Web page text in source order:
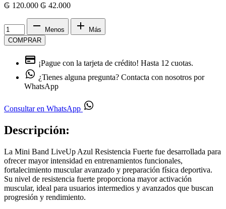
₲ 120.000 ₲ 42.000
Menos
Más
COMPRAR
¡Pague con la tarjeta de crédito! Hasta 12 cuotas.
¿Tienes alguna pregunta? Contacta con nosotros por
WhatsApp
Consultar en WhatsApp
Descripción:
La Mini Band LiveUp Azul Resistencia Fuerte fue desarrollada para
ofrecer mayor intensidad en entrenamientos funcionales,
fortalecimiento muscular avanzado y preparación física deportiva.
Su nivel de resistencia fuerte proporciona mayor activación
muscular, ideal para usuarios intermedios y avanzados que buscan
progresión y rendimiento.